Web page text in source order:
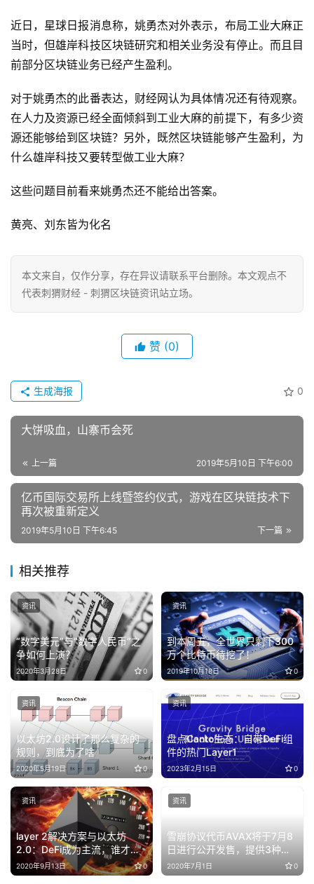
近日，星球日报消息称，姚勇杰对外表示，布局工业大麻正
当时，但雄岸科技区块链研究和相关业务没有停止。而且目
前部分区块链业务已经产生盈利。
对于姚勇杰的此番表达，财经网认为具体情况还有待观察。
在人力及资源已经全面倾斜到工业大麻的前提下，有多少资
源还能够给到区块链？另外，既然区块链能够产生盈利，为
什么雄岸科技又要转型做工业大麻？
这些问题目前看来姚勇杰还不能给出答案。
黄亮、刘东皆为化名
本文来自 ，仅作分享，存在异议请联系平台删除。本文观点不
代表刺猬财经 - 刺猬区块链资讯站立场。
赞 (0)
0
生成海报
大饼吸血，山寨币会死
上一篇 2019年5月10日 下午6:00
亿币国际交易所上线暨签约仪式，游戏在区块链技术下
再次被重新定义
下一篇
2019年5月10日 下午6:45
相关推荐
“数字美元”与“数字人民币”之
争如何上演？
2020年3月28日 0
资讯
到本周五，全世界只剩下300
万个比特币待挖了！
2019年10月18日 0
资讯
以太坊2.0设计了那么复杂的
规则，到底为了啥
2020年5月19日 0
资讯
盘点Canto生态：自带DeFi组
件的热门Layer1
2023年2月15日 0
资讯
layer 2解决方案与以太坊
2.0：DeFi成为主流，谁才是
最优解
2020年9月13日 0
资讯
雪崩协议代币AVAX将于7月8
日进行公开发售，提供3种购
买选项
2020年7月1日 0
资讯